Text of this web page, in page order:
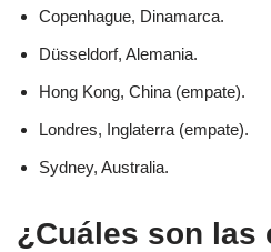
Copenhague, Dinamarca.
Düsseldorf, Alemania.
Hong Kong, China (empate).
Londres, Inglaterra (empate).
Sydney, Australia.
¿Cuáles son las